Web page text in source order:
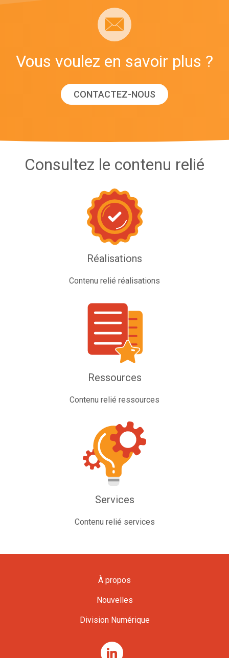
Vous voulez en savoir plus ?
CONTACTEZ-NOUS
Consultez le contenu relié
Réalisations
Contenu relié réalisations
Ressources
Contenu relié ressources
Services
Contenu relié services
À propos
Nouvelles
Division Numérique